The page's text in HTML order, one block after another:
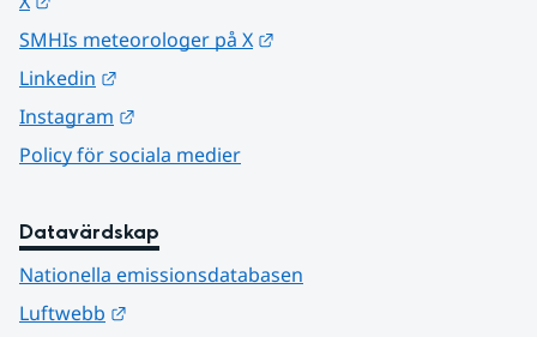
SMHIs meteorologer på X
Linkedin
Instagram
Policy för sociala medier
Datavärdskap
Nationella emissionsdatabasen
Luftwebb